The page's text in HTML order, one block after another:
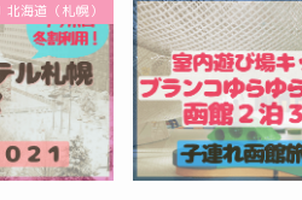
北海道（札幌）